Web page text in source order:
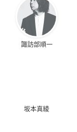
諏訪部順一
坂本真綾